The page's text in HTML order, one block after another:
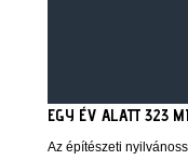
EGY ÉV ALATT 323
Az építészeti